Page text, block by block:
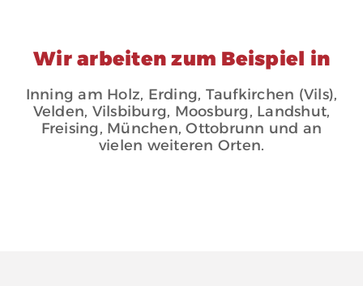
Wir arbeiten zum Beispiel in
Inning am Holz, Erding, Taufkirchen (Vils),
Velden, Vilsbiburg, Moosburg, Landshut,
Freising, München, Ottobrunn und an
vielen weiteren Orten.